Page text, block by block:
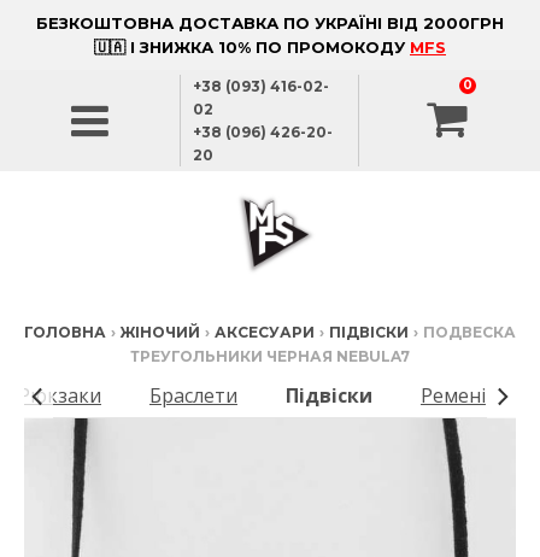
БЕЗКОШТОВНА ДОСТАВКА ПО УКРАЇНІ ВІД 2000ГРН
🇺🇦 І ЗНИЖКА 10% ПО ПРОМОКОДУ MFS
+38 (093) 416-02-
02
+38 (096) 426-20-
20
0
ГОЛОВНА › ЖІНОЧИЙ › АКСЕСУАРИ › ПІДВІСКИ › ПОДВЕСКА
ТРЕУГОЛЬНИКИ ЧЕРНАЯ NEBULA7
Рюкзаки Браслети Підвіски Ремені